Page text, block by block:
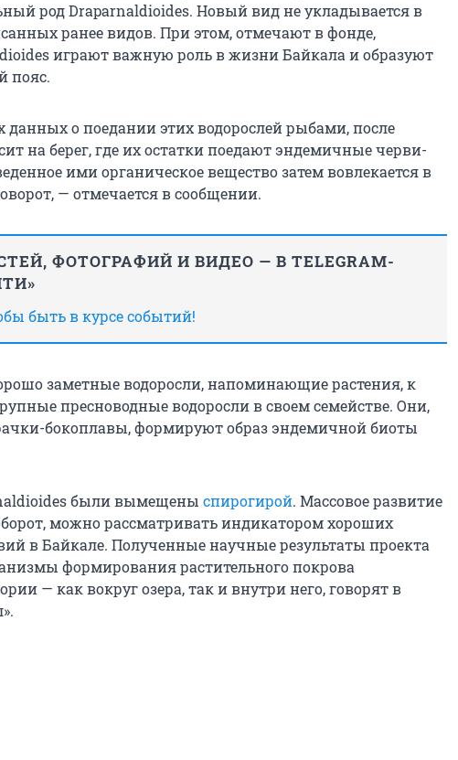
род Draparnaldioides. Новый вид не укладывается в
ранее видов. При этом, отмечают в фонде,
играют важную роль в жизни Байкала и образуют
пояс.
о поедании этих водорослей рыбами, после
на берег, где их остатки поедают эндемичные черви-
ими органическое вещество затем вовлекается в
— отмечается в сообщении.
ФОТОГРАФИЙ И ВИДЕО — В TELEGRAM-
быть в курсе событий!
заметные водоросли, напоминающие растения, к
пресноводные водоросли в своем семействе. Они,
бокоплавы, формируют образ эндемичной биоты
были вымещены спирогирой. Массовое развитие
можно рассматривать индикатором хороших
в Байкале. Полученные научные результаты проекта
формирования растительного покрова
— как вокруг озера, так и внутри него, говорят в